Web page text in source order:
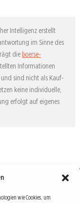
wie Cookies, um
Intelligenz erstellt
im Sinne des
die boerse-
Informationen
sind nicht als Kauf-
keine individuelle,
erfolgt auf eigenes